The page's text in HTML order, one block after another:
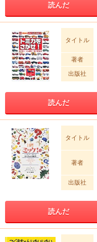
読んだ
タイトル
著者
出版社
読んだ
タイトル
著者
出版社
読んだ